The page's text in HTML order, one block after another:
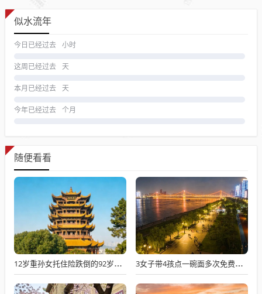
似水流年
今日已经过去 小时
这周已经过去 天
本月已经过去 天
今年已经过去 个月
随便看看
12岁重孙女托住险跌倒的92岁太爷爷 3女子带4孩点一碗面多次免费续面